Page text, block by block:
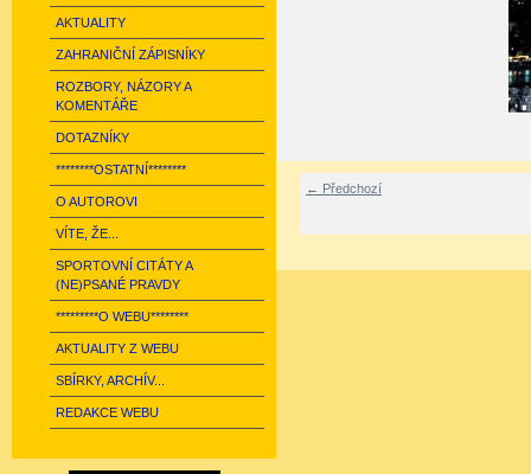
AKTUALITY
ZAHRANIČNÍ ZÁPISNÍKY
ROZBORY, NÁZORY A
KOMENTÁŘE
DOTAZNÍKY
********OSTATNÍ********
O AUTOROVI
VÍTE, ŽE...
SPORTOVNÍ CITÁTY A
(NE)PSANÉ PRAVDY
*********O WEBU********
AKTUALITY Z WEBU
SBÍRKY, ARCHÍV...
REDAKCE WEBU
← Předchozí